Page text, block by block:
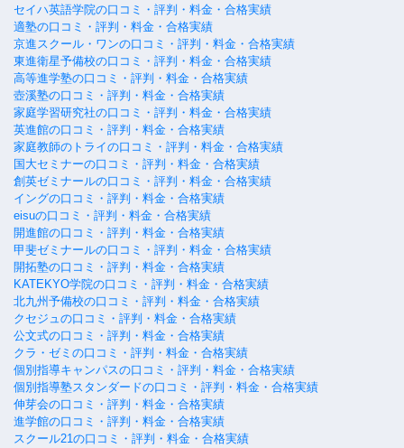
セイハ英語学院の口コミ・評判・料金・合格実績
適塾の口コミ・評判・料金・合格実績
京進スクール・ワンの口コミ・評判・料金・合格実績
東進衛星予備校の口コミ・評判・料金・合格実績
高等進学塾の口コミ・評判・料金・合格実績
壺溪塾の口コミ・評判・料金・合格実績
家庭学習研究社の口コミ・評判・料金・合格実績
英進館の口コミ・評判・料金・合格実績
家庭教師のトライの口コミ・評判・料金・合格実績
国大セミナーの口コミ・評判・料金・合格実績
創英ゼミナールの口コミ・評判・料金・合格実績
イングの口コミ・評判・料金・合格実績
eisuの口コミ・評判・料金・合格実績
開進館の口コミ・評判・料金・合格実績
甲斐ゼミナールの口コミ・評判・料金・合格実績
開拓塾の口コミ・評判・料金・合格実績
KATEKYO学院の口コミ・評判・料金・合格実績
北九州予備校の口コミ・評判・料金・合格実績
クセジュの口コミ・評判・料金・合格実績
公文式の口コミ・評判・料金・合格実績
クラ・ゼミの口コミ・評判・料金・合格実績
個別指導キャンパスの口コミ・評判・料金・合格実績
個別指導塾スタンダードの口コミ・評判・料金・合格実績
伸芽会の口コミ・評判・料金・合格実績
進学館の口コミ・評判・料金・合格実績
スクール21の口コミ・評判・料金・合格実績